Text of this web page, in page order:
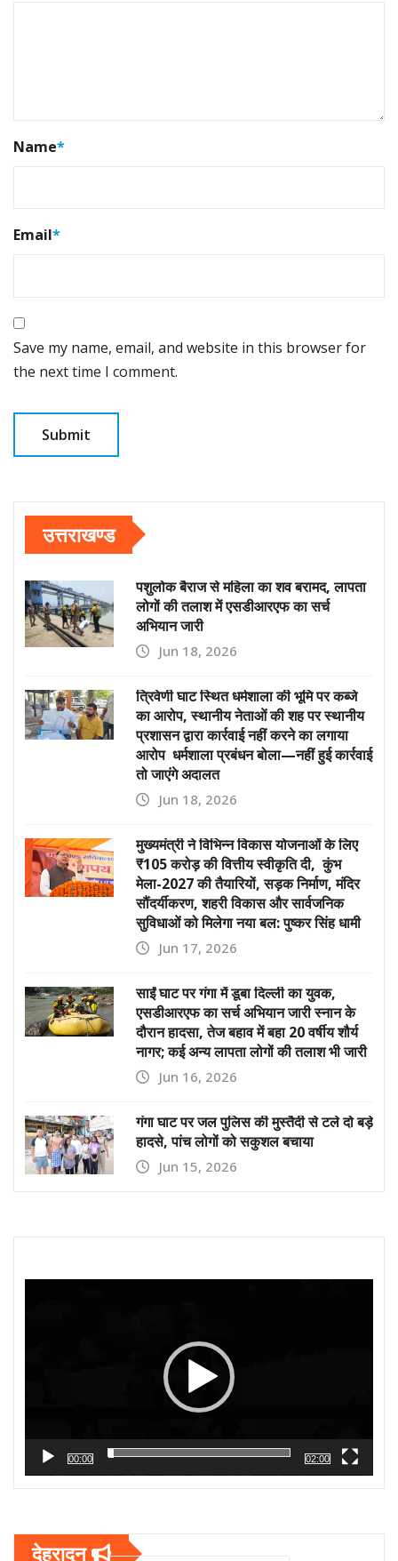
Name*
Email*
Save my name, email, and website in this browser for
the next time I comment.
उत्तराखण्ड
पशुलोक बैराज से महिला का शव बरामद, लापता
लोगों की तलाश में एसडीआरएफ का सर्च
अभियान जारी
Jun 18, 2026
त्रिवेणी घाट स्थित धर्मशाला की भूमि पर कब्जे
का आरोप, स्थानीय नेताओं की शह पर स्थानीय
प्रशासन द्वारा कार्रवाई नहीं करने का लगाया
आरोप धर्मशाला प्रबंधन बोला—नहीं हुई कार्रवाई
तो जाएंगे अदालत
Jun 18, 2026
मुख्यमंत्री ने विभिन्न विकास योजनाओं के लिए
₹105 करोड़ की वित्तीय स्वीकृति दी, कुंभ
मेला-2027 की तैयारियों, सड़क निर्माण, मंदिर
सौंदर्यीकरण, शहरी विकास और सार्वजनिक
सुविधाओं को मिलेगा नया बल: पुष्कर सिंह धामी
Jun 17, 2026
साईं घाट पर गंगा में डूबा दिल्ली का युवक,
एसडीआरएफ का सर्च अभियान जारी स्नान के
दौरान हादसा, तेज बहाव में बहा 20 वर्षीय शौर्य
नागर; कई अन्य लापता लोगों की तलाश भी जारी
Jun 16, 2026
गंगा घाट पर जल पुलिस की मुस्तैदी से टले दो बड़े
हादसे, पांच लोगों को सकुशल बचाया
Jun 15, 2026
00:00 02:00
देहरादून